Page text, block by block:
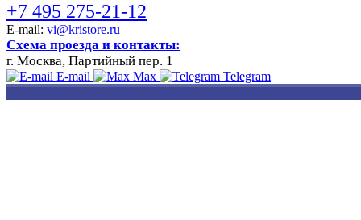
+7 495 275-21-12
E-mail: vi@kristore.ru
Схема проезда и контакты:
г. Москва, Партийный пер. 1
E-mail Max Telegram